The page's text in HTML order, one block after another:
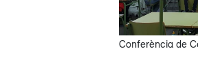
Conferència de